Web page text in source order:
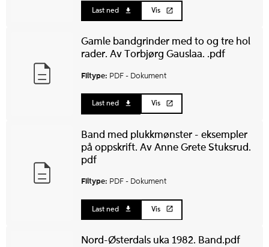
Last ned Vis
Gamle bandgrinder med to og tre hol
rader. Av Torbjørg Gauslaa. .pdf
Filtype: PDF - Dokument
Last ned Vis
Band med plukkmønster - eksempler
på oppskrift. Av Anne Grete Stuksrud.
pdf
Filtype: PDF - Dokument
Last ned Vis
Nord-Østerdals uka 1982. Band.pdf